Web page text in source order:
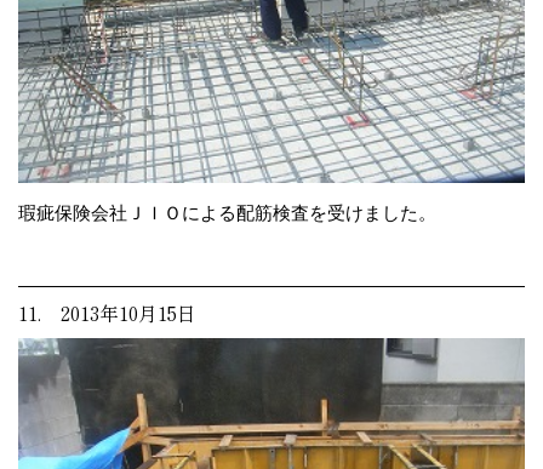
瑕疵保険会社ＪＩＯによる配筋検査を受けました。
11. 2013年10月15日